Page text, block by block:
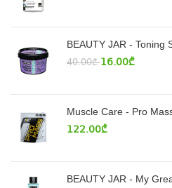
BEAUTY JAR - Toning
40.00₾ 16.00₾
Muscle Care - Pro
122.00₾
BEAUTY JAR - My